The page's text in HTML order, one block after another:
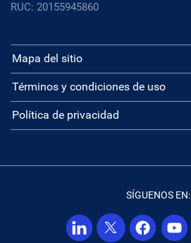
RUC: 20155945860
Mapa del sitio
Términos y condiciones de uso
Política de privacidad
SÍGUENOS EN: